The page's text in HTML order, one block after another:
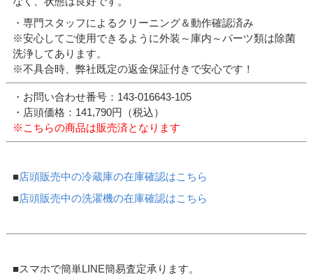
・専門スタッフによるクリーニング＆動作確認済み
※安心してご使用できるように外装～庫内～パーツ類は除菌
洗浄してあります。
※不具合時、弊社既定の返金保証付きで安心です！
・お問い合わせ番号：143-016643-105
・店頭価格：141,790円（税込）
※こちらの商品は販売済となります
■店頭販売中の冷蔵庫の在庫確認はこちら
■店頭販売中の洗濯機の在庫確認はこちら
■スマホで簡単LINE簡易査定承ります。